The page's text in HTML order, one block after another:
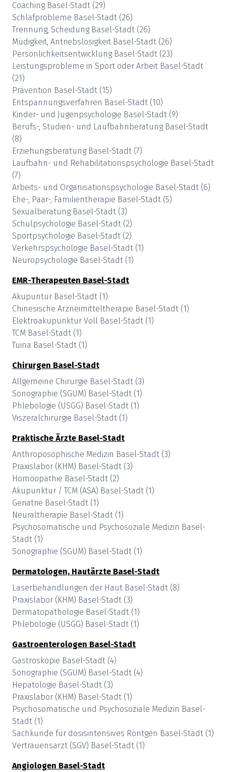
Coaching Basel-Stadt (29)
Schlafprobleme Basel-Stadt (26)
Trennung, Scheidung Basel-Stadt (26)
Müdigkeit, Antriebslosigkeit Basel-Stadt (26)
Persönlichkeitsentwicklung Basel-Stadt (23)
Leistungsprobleme in Sport oder Arbeit Basel-Stadt
(21)
Prävention Basel-Stadt (15)
Entspannungsverfahren Basel-Stadt (10)
Kinder- und Jugenpsychologie Basel-Stadt (9)
Berufs-, Studien- und Laufbahnberatung Basel-Stadt
(8)
Erziehungsberatung Basel-Stadt (7)
Laufbahn- und Rehabilitationspsychologie Basel-Stadt
(7)
Arbeits- und Organisationspsychologie Basel-Stadt (6)
Ehe-, Paar-, Familientherapie Basel-Stadt (5)
Sexualberatung Basel-Stadt (3)
Schulpsychologie Basel-Stadt (2)
Sportpsychologie Basel-Stadt (2)
Verkehrspsychologie Basel-Stadt (1)
Neuropsychologie Basel-Stadt (1)
EMR-Therapeuten Basel-Stadt
Akupuntur Basel-Stadt (1)
Chinesische Arzneimitteltherapie Basel-Stadt (1)
Elektroakupunktur Voll Basel-Stadt (1)
TCM Basel-Stadt (1)
Tuina Basel-Stadt (1)
Chirurgen Basel-Stadt
Allgemeine Chirurgie Basel-Stadt (3)
Sonographie (SGUM) Basel-Stadt (1)
Phlebologie (USGG) Basel-Stadt (1)
Viszeralchirurgie Basel-Stadt (1)
Praktische Ärzte Basel-Stadt
Anthroposophische Medizin Basel-Stadt (3)
Praxislabor (KHM) Basel-Stadt (3)
Homöopathie Basel-Stadt (2)
Akupunktur / TCM (ASA) Basel-Stadt (1)
Geriatrie Basel-Stadt (1)
Neuraltherapie Basel-Stadt (1)
Psychosomatische und Psychosoziale Medizin Basel-
Stadt (1)
Sonographie (SGUM) Basel-Stadt (1)
Dermatologen, Hautärzte Basel-Stadt
Laserbehandlungen der Haut Basel-Stadt (8)
Praxislabor (KHM) Basel-Stadt (3)
Dermatopathologie Basel-Stadt (1)
Phlebologie (USGG) Basel-Stadt (1)
Gastroenterologen Basel-Stadt
Gastroskopie Basel-Stadt (4)
Sonographie (SGUM) Basel-Stadt (4)
Hepatologie Basel-Stadt (3)
Praxislabor (KHM) Basel-Stadt (1)
Psychosomatische und Psychosoziale Medizin Basel-
Stadt (1)
Sachkunde für dosisintensives Röntgen Basel-Stadt (1)
Vertrauensarzt (SGV) Basel-Stadt (1)
Angiologen Basel-Stadt